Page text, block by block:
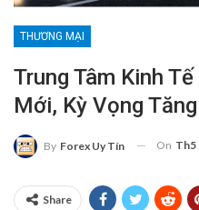
THƯƠNG MẠI
Trung Tâm Kinh
Mới, Kỳ Vọng
By Forex Uy Tín On Th5
Share